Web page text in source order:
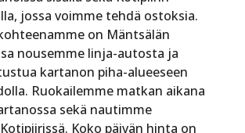
jossa voimme tehdä ostoksia.
on Mäntsälän
nousemme linja-autosta ja
kartanon piha-alueeseen
Ruokailemme matkan aikana
sekä nautimme
Koko päivän hinta on